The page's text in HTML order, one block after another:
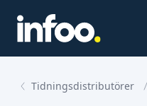
Tidningsdistributörer